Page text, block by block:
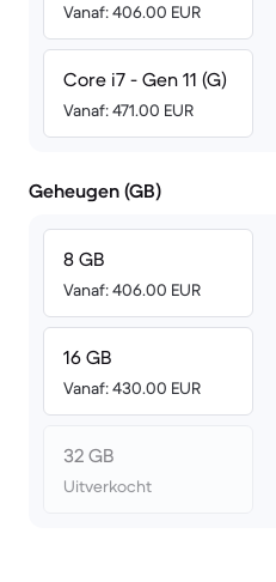
Vanaf: 406.00 EUR
Core i7 - Gen 11 (G)
Vanaf: 471.00 EUR
Geheugen (GB)
8 GB
Vanaf: 406.00 EUR
16 GB
Vanaf: 430.00 EUR
32 GB
Uitverkocht